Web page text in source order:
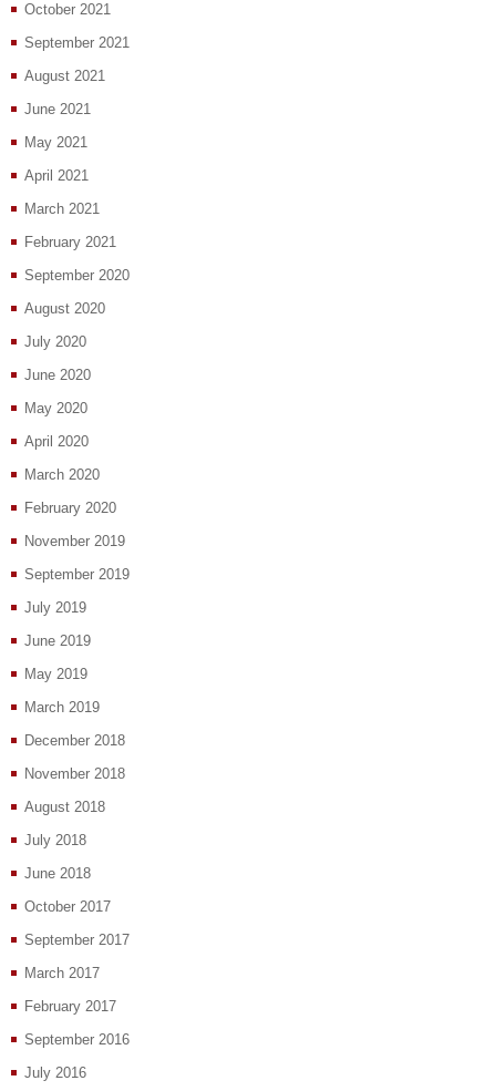
October 2021
September 2021
August 2021
June 2021
May 2021
April 2021
March 2021
February 2021
September 2020
August 2020
July 2020
June 2020
May 2020
April 2020
March 2020
February 2020
November 2019
September 2019
July 2019
June 2019
May 2019
March 2019
December 2018
November 2018
August 2018
July 2018
June 2018
October 2017
September 2017
March 2017
February 2017
September 2016
July 2016